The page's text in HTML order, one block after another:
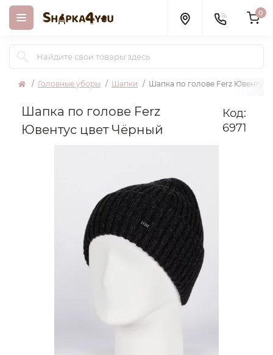
0
Головные уборы Шапки Шапка по голове Ferz Ювентус
Шапка по голове Ferz
Ювентус цвет Чёрный
Код:
6971